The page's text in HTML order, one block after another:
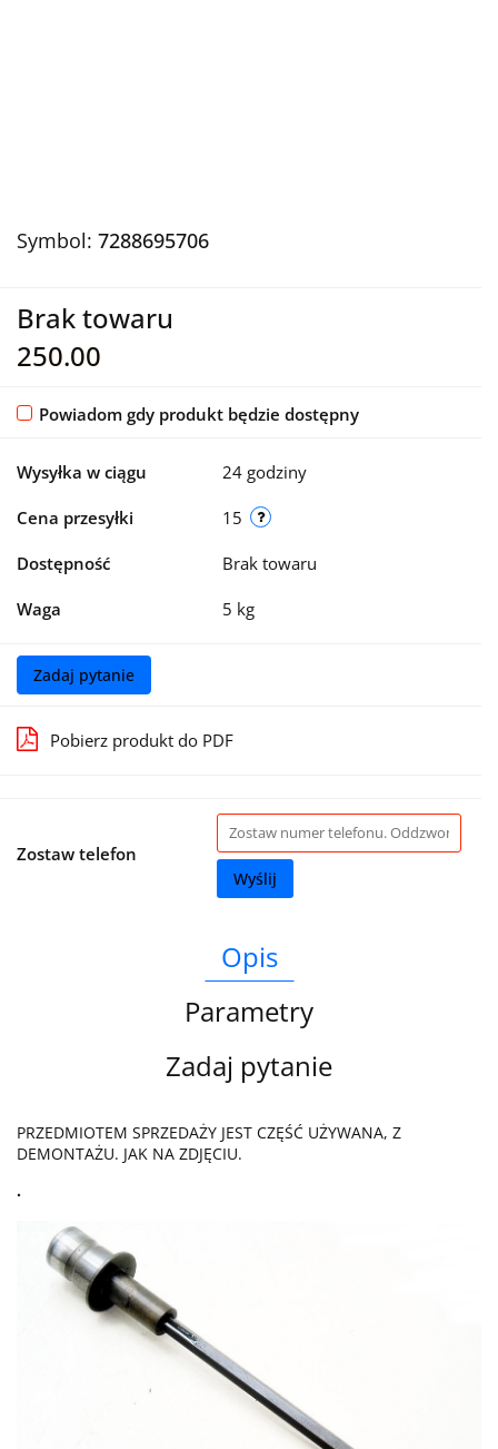
Symbol: 7288695706
Brak towaru
250.00
Powiadom gdy produkt będzie dostępny
Wysyłka w ciągu 24 godziny
Cena przesyłki 15
Dostępność Brak towaru
Waga 5 kg
Zadaj pytanie
Pobierz produkt do PDF
Zostaw telefon
Wyślij
Opis
Parametry
Zadaj pytanie
PRZEDMIOTEM SPRZEDAŻY JEST CZĘŚĆ UŻYWANA, Z
DEMONTAŻU. JAK NA ZDJĘCIU.
.